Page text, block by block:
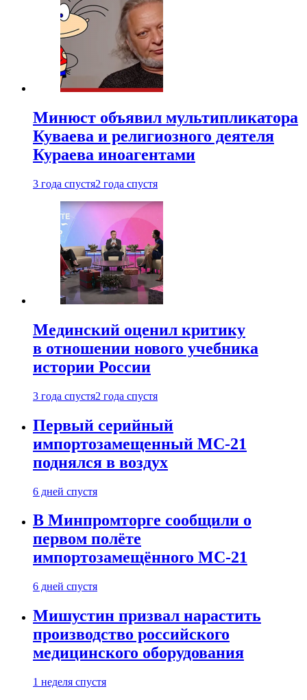
Минюст объявил мультипликатора
Куваева и религиозного деятеля
Кураева иноагентами
3 года спустя2 года спустя
Мединский оценил критику
в отношении нового учебника
истории России
3 года спустя2 года спустя
Первый серийный
импортозамещенный МС-21
поднялся в воздух
6 дней спустя
В Минпромторге сообщили о
первом полёте
импортозамещённого МС-21
6 дней спустя
Мишустин призвал нарастить
производство российского
медицинского оборудования
1 неделя спустя